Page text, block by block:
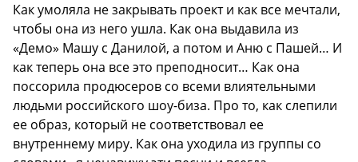
Как умоляла не закрывать проект и как все мечтали,
чтобы она из него ушла. Как она выдавила из
«Демо» Машу с Данилой, а потом и Аню с Пашей… И
как теперь она все это преподносит… Как она
поссорила продюсеров со всеми влиятельными
людьми российского шоу-биза. Про то, как слепили
ее образ, который не соответствовал ее
внутреннему миру. Как она уходила из группы со